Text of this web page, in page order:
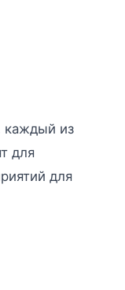
каждый из
для
для